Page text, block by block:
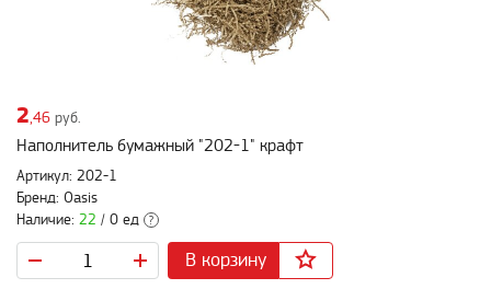
2,46 руб.
Наполнитель бумажный "202-1" крафт
Артикул: 202-1
Бренд: Oasis
Наличие: 22 / 0 ед ?
В корзину